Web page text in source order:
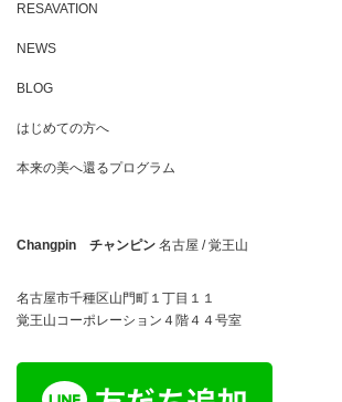
RESAVATION
NEWS
BLOG
はじめての方へ
本来の美へ還るプログラム
Changpin チャンピン 名古屋 / 覚王山
名古屋市千種区山門町１丁目１１
覚王山コーポレーション４階４４号室